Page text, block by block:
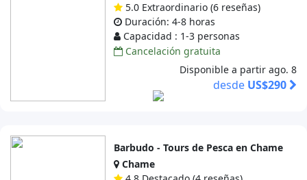
5.0 Extraordinario (6 reseñas)
Duración: 4-8 horas
Capacidad : 1-3 personas
Cancelación gratuita
Disponible a partir ago. 8
desde US$290
Barbudo - Tours de Pesca en Chame
Chame